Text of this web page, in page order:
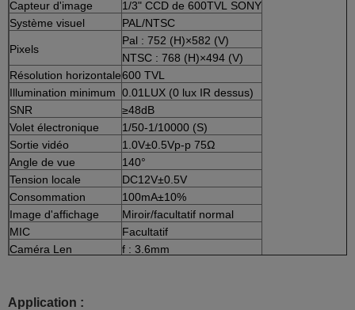
Capteur d'image
1/3" CCD de 600TVL SONY
Système visuel
PAL/NTSC
Pixels
Pal : 752 (H)×582 (V)
NTSC : 768 (H)×494 (V)
Résolution horizontale600 TVL
Illumination minimum 0.01LUX (0 lux IR dessus)
SNR
≥48dB
Volet électronique
1/50-1/10000 (S)
Sortie vidéo
1.0V±0.5Vp-p 75Ω
Angle de vue
140°
Tension locale
DC12V±0.5V
Consommation
100mA±10%
Image d'affichage
Miroir/facultatif normal
MIC
Facultatif
Caméra Len
f : 3.6mm
Application :